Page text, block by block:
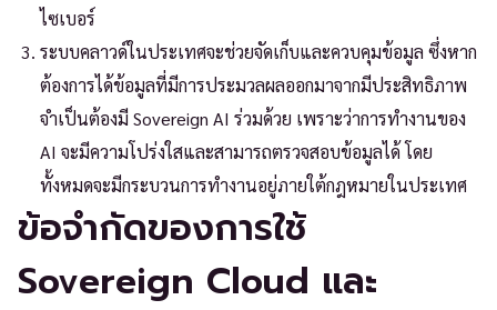
ไซเบอร์
ระบบคลาวด์ในประเทศจะช่วยจัดเก็บและควบคุมข้อมูล ซึ่งหาก
ต้องการได้ข้อมูลที่มีการประมวลผลออกมาจากมีประสิทธิภาพ
จำเป็นต้องมี Sovereign AI ร่วมด้วย เพราะว่าการทำงานของ
AI จะมีความโปร่งใสและสามารถตรวจสอบข้อมูลได้ โดย
ทั้งหมดจะมีกระบวนการทำงานอยู่ภายใต้กฎหมายในประเทศ
ข้อจำกัดของการใช้
Sovereign Cloud และ